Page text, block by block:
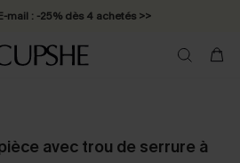
mail : -25% dès 4 achetés >>
avec trou de serrure à